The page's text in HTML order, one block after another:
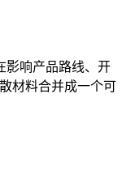
影响产品路线、开
材料合并成一个可